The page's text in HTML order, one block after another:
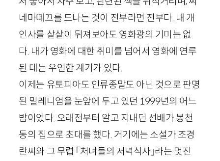
네마떼끄를 드나든 것이 전부라면 전부다. 내 개
인사를 샅샅이 뒤져보아도 영화광의 기미는 없
다. 내가 영화에 대한 취미를 넘어서 영화에 연루
된 데는 우연한 계기가 있다.
이제는 유토피아도 인류종말도 아닌 것으로 판명
된 밀레니엄을 눈앞에 두고 있던 1999년의 어느
밤이었다. 오래전부터 알고 지내던 선배가 봉천
동의 집으로 초대를 했다. 거기에는 소설가 조경
란씨와 그 무렵 「처녀들의 저녁식사」라는 멋진